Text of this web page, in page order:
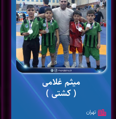
میثم غلامی
( کشتی )
تهران